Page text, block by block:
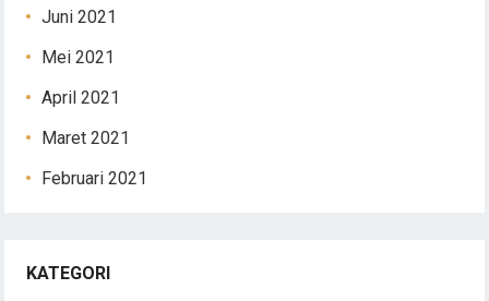
Juni 2021
Mei 2021
April 2021
Maret 2021
Februari 2021
KATEGORI